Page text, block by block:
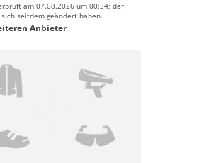
am 07.08.2026 um 00:34; der
sich seitdem geändert haben.
Anbieter